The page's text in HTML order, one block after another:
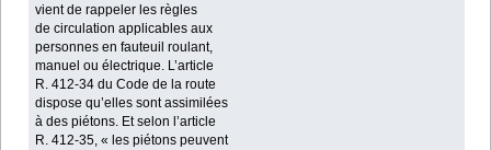
vient de rappeler les règles
de circulation applicables aux
personnes en fauteuil roulant,
manuel ou électrique. L’article
R. 412-34 du Code de la route
dispose qu’elles sont assimilées
à des piétons. Et selon l’article
R. 412-35, « les piétons peuvent